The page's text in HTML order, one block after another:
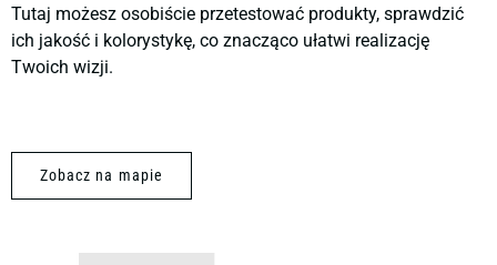
Tutaj możesz osobiście przetestować produkty, sprawdzić
ich jakość i kolorystykę, co znacząco ułatwi realizację
Twoich wizji.
Zobacz na mapie